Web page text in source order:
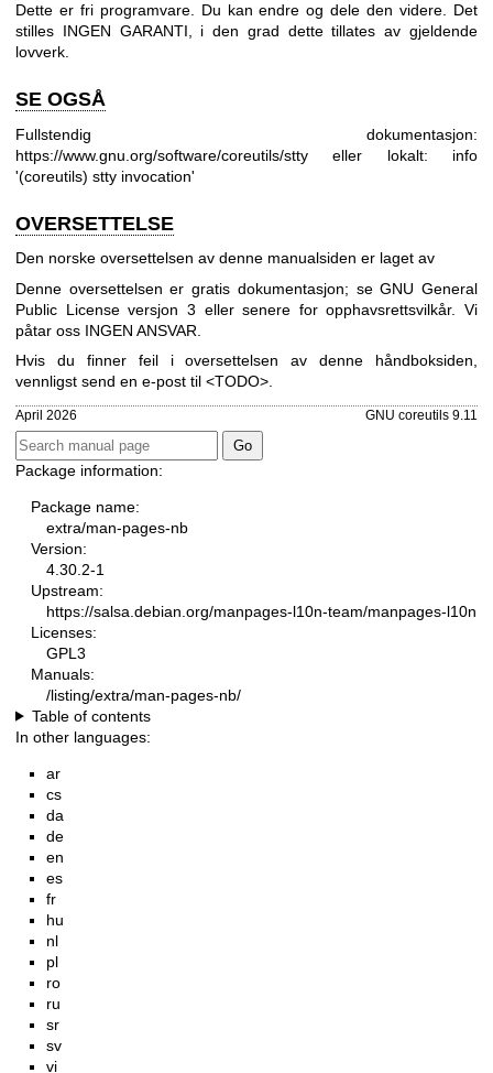
Dette er fri programvare. Du kan endre og dele den videre. Det
stilles INGEN GARANTI, i den grad dette tillates av gjeldende
lovverk.
SE OGSÅ
Fullstendig dokumentasjon:
https://www.gnu.org/software/coreutils/stty
eller lokalt: info
'(coreutils) stty invocation'
OVERSETTELSE
Den norske oversettelsen av denne manualsiden er laget av
Denne oversettelsen er gratis dokumentasjon; seGNU General
Public License versjon 3 eller senere for opphavsrettsvilkår. Vi
påtar oss INGEN ANSVAR.
Hvis du finner feil i oversettelsen av denne håndboksiden,
vennligst send en e-post til <TODO>.
April 2026 GNU coreutils 9.11
Package information:
Package name:
extra/man-pages-nb
Version:
4.30.2-1
Upstream:
https://salsa.debian.org/manpages-l10n-team/manpages-l10n
Licenses:
GPL3
Manuals:
/listing/extra/man-pages-nb/
Table of contents
In other languages:
ar
cs
da
de
en
es
fr
hu
nl
pl
ro
ru
sr
sv
vi